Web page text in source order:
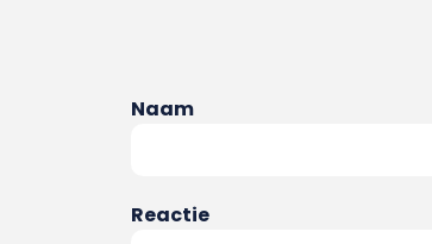
Naam
Reactie